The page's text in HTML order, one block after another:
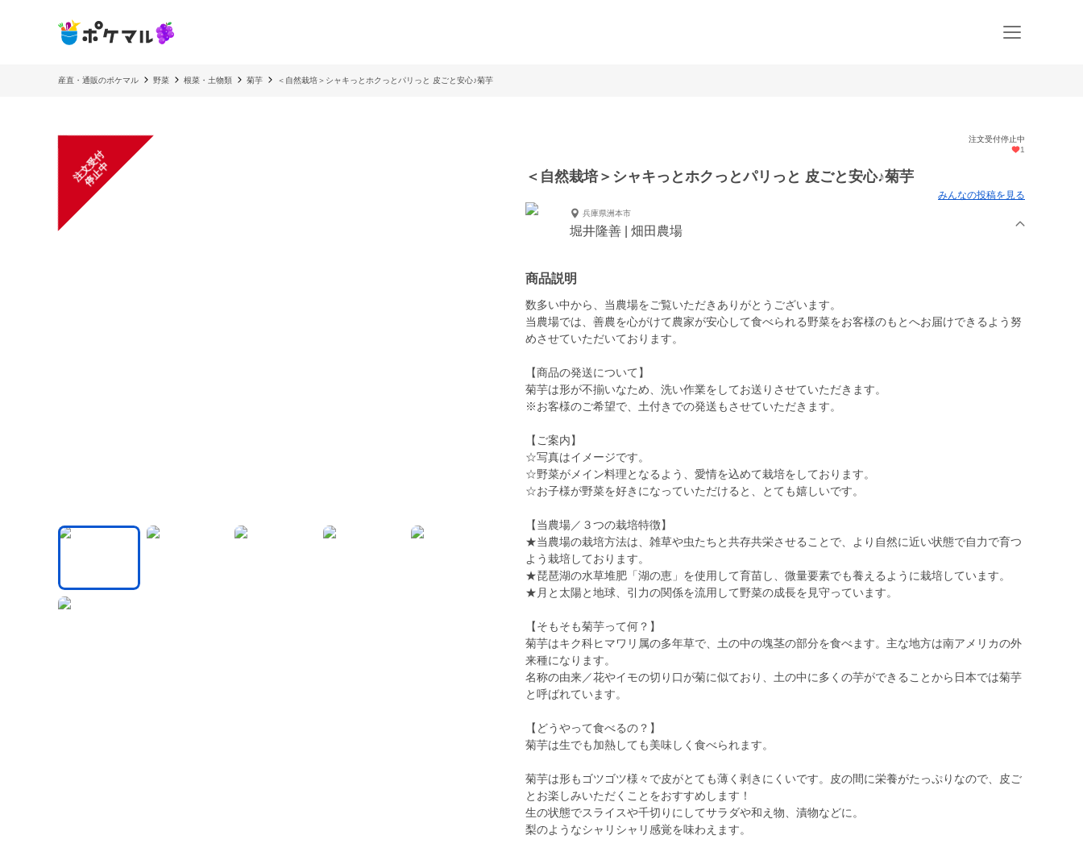
産直・通販のポケマル 野菜 根菜・土物類 菊芋 ＜自然栽培＞シャキっとホクっとパリっと 皮ごと安心♪菊芋
注
文
受
付
停
止
中
注文受付停止中
1
＜自然栽培＞シャキっとホクっとパリっと 皮ごと安心♪菊芋
みんなの投稿を見る
兵庫県洲本市
堀井隆善 | 畑田農場
商品説明
数多い中から、当農場をご覧いただきありがとうございます。
当農場では、善農を心がけて農家が安心して食べられる野菜をお客様のもとへお届けできるよう努
めさせていただいております。
【商品の発送について】
菊芋は形が不揃いなため、洗い作業をしてお送りさせていただきます。
※お客様のご希望で、土付きでの発送もさせていただきます。
【ご案内】
☆写真はイメージです。
☆野菜がメイン料理となるよう、愛情を込めて栽培をしております。
☆お子様が野菜を好きになっていただけると、とても嬉しいです。
【当農場／３つの栽培特徴】
★当農場の栽培方法は、雑草や虫たちと共存共栄させることで、より自然に近い状態で自力で育つ
よう栽培しております。
★琵琶湖の水草堆肥「湖の恵」を使用して育苗し、微量要素でも養えるように栽培しています。
★月と太陽と地球、引力の関係を流用して野菜の成長を見守っています。
【そもそも菊芋って何？】
菊芋はキク科ヒマワリ属の多年草で、土の中の塊茎の部分を食べます。主な地方は南アメリカの外
来種になります。
名称の由来／花やイモの切り口が菊に似ており、土の中に多くの芋ができることから日本では菊芋
と呼ばれています。
【どうやって食べるの？】
菊芋は生でも加熱しても美味しく食べられます。
菊芋は形もゴツゴツ様々で皮がとても薄く剥きにくいです。皮の間に栄養がたっぷりなので、皮ご
とお楽しみいただくことをおすすめします！
生の状態でスライスや千切りにしてサラダや和え物、漬物などに。
梨のようなシャリシャリ感覚を味わえます。